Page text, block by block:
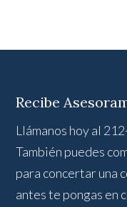
Recibe
Llámanos hoy al
También puedes
para concertar una
antes te pongas en